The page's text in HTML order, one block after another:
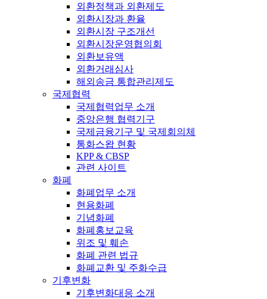
외환정책과 외환제도
외환시장과 환율
외환시장 구조개선
외환시장운영협의회
외환보유액
외환거래심사
해외송금 통합관리제도
국제협력
국제협력업무 소개
중앙은행 협력기구
국제금융기구 및 국제회의체
통화스왑 현황
KPP & CBSP
관련 사이트
화폐
화폐업무 소개
현용화폐
기념화폐
화폐홍보교육
위조 및 훼손
화폐 관련 법규
화폐교환 및 주화수급
기후변화
기후변화대응 소개